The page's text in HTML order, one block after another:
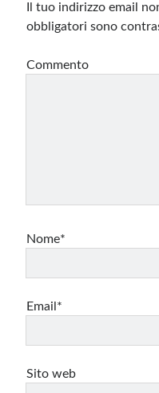
Il tuo indirizzo email
obbligatori sono
Commento
Nome*
Email*
Sito web